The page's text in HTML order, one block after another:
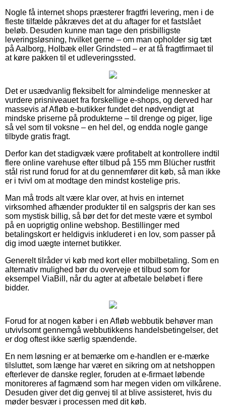
Nogle få internet shops præsterer fragtfri levering, men i de
fleste tilfælde påkræves det at du aftager for et fastslået
beløb. Desuden kunne man tage den prisbilligste
leveringsløsning, hvilket gerne – om man opholder sig tæt
på Aalborg, Holbæk eller Grindsted – er at få fragtfirmaet til
at køre pakken til et udleveringssted.
Det er usædvanlig fleksibelt for almindelige mennesker at
vurdere prisniveauet fra forskellige e-shops, og derved har
massevis af Afløb e-butikker fundet det nødvendigt at
mindske priserne på produkterne – til drenge og piger, lige
så vel som til voksne – en hel del, og endda nogle gange
tilbyde gratis fragt.
Derfor kan det stadigvæk være profitabelt at kontrollere indtil
flere online varehuse efter tilbud på 155 mm Blücher rustfrit
stål rist rund forud for at du gennemfører dit køb, så man ikke
er i tvivl om at modtage den mindst kostelige pris.
Man må trods alt være klar over, at hvis en internet
virksomhed afhænder produkter til en salgspris der kan ses
som mystisk billig, så bør det for det meste være et symbol
på en uoprigtig online webshop. Bestillinger med
betalingskort er heldigvis inkluderet i en lov, som passer på
dig imod uægte internet butikker.
Generelt tilråder vi køb med kort eller mobilbetaling. Som en
alternativ mulighed bør du overveje et tilbud som for
eksempel ViaBill, når du agter at afbetale beløbet i flere
bidder.
Forud for at nogen køber i en Afløb webbutik behøver man
utvivlsomt gennemgå webbutikkens handelsbetingelser, det
er dog oftest ikke særlig spændende.
En nem løsning er at bemærke om e-handlen er e-mærke
tilsluttet, som længe har været en sikring om at netshoppen
efterlever de danske regler, foruden at e-firmaet løbende
monitoreres af fagmænd som har megen viden om vilkårene.
Desuden giver det dig genvej til at blive assisteret, hvis du
møder besvær i processen med dit køb.